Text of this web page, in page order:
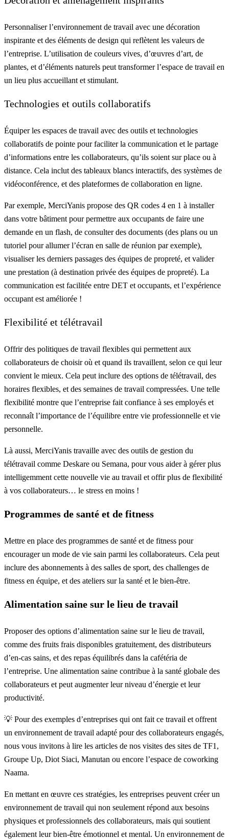
Personnaliser l’environnement de travail avec une décoration
inspirante et des éléments de design qui reflètent les valeurs de
l’entreprise. L’utilisation de couleurs vives, d’œuvres d’art, de
plantes, et d’éléments naturels peut transformer l’espace de travail en
un lieu plus accueillant et stimulant.
Technologies et outils collaboratifs
Équiper les espaces de travail avec des outils et technologies
collaboratifs de pointe pour faciliter la communication et le partage
d’informations entre les collaborateurs, qu’ils soient sur place ou à
distance. Cela inclut des tableaux blancs interactifs, des systèmes de
vidéoconférence, et des plateformes de collaboration en ligne.
Par exemple, MerciYanis propose des QR codes 4 en 1 à installer
dans votre bâtiment pour permettre aux occupants de faire une
demande en un flash, de consulter des documents (des plans ou un
tutoriel pour allumer l’écran en salle de réunion par exemple),
visualiser les derniers passages des équipes de propreté, et valider
une prestation (à destination privée des équipes de propreté). La
communication est facilitée entre DET et occupants, et l’expérience
occupant est améliorée !
Flexibilité et télétravail
Offrir des politiques de travail flexibles qui permettent aux
collaborateurs de choisir où et quand ils travaillent, selon ce qui leur
convient le mieux. Cela peut inclure des options de télétravail, des
horaires flexibles, et des semaines de travail compressées. Une telle
flexibilité montre que l’entreprise fait confiance à ses employés et
reconnaît l’importance de l’équilibre entre vie professionnelle et vie
personnelle.
Là aussi, MerciYanis travaille avec des outils de gestion du
télétravail comme Deskare ou Semana, pour vous aider à gérer plus
intelligemment cette nouvelle vie au travail et offir plus de flexibilité
à vos collaborateurs… le stress en moins !
Programmes de santé et de fitness
Mettre en place des programmes de santé et de fitness pour
encourager un mode de vie sain parmi les collaborateurs. Cela peut
inclure des abonnements à des salles de sport, des challenges de
fitness en équipe, et des ateliers sur la santé et le bien-être.
Alimentation saine sur le lieu de travail
Proposer des options d’alimentation saine sur le lieu de travail,
comme des fruits frais disponibles gratuitement, des distributeurs
d’en-cas sains, et des repas équilibrés dans la cafétéria de
l’entreprise. Une alimentation saine contribue à la santé globale des
collaborateurs et peut augmenter leur niveau d’énergie et leur
productivité.
💡 Pour des exemples d’entreprises qui ont fait ce travail et offrent
un environnement de travail adapté pour des collaborateurs engagés,
nous vous invitons à lire les articles de nos visites des sites de TF1 ,
Groupe Up, Diot Siaci, Manutan ou encore l’espace de coworking
Naama.
En mettant en œuvre ces stratégies, les entreprises peuvent créer un
environnement de travail qui non seulement répond aux besoins
physiques et professionnels des collaborateurs, mais qui soutient
également leur bien-être émotionnel et mental. Un environnement de